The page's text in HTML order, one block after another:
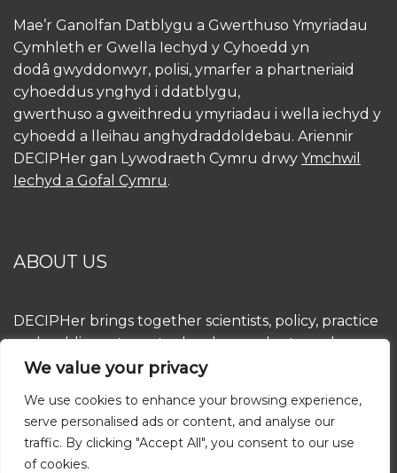
We value your privacy
We use cookies to enhance your browsing experience,
serve personalised ads or content, and analyse our
traffic. By clicking "Accept All", you consent to our use
of cookies.
Mae’r Ganolfan Datblygu a Gwerthuso Ymyriadau
Cymhleth er Gwella Iechyd y Cyhoedd yn
dodâ gwyddonwyr, polisi, ymarfer a phartneriaid
cyhoeddus ynghyd i ddatblygu,
gwerthuso a gweithredu ymyriadau i wella iechyd y
cyhoedd a lleihau anghydraddoldebau. Ariennir
DECIPHer gan Lywodraeth Cymru drwy Ymchwil
Iechyd a Gofal Cymru.
ABOUT US
DECIPHer brings together scientists, policy, practice
and public partners to develop, evaluate and
implement interventions to improve population
by the Welsh Government throughHealth and
Care Research Wales